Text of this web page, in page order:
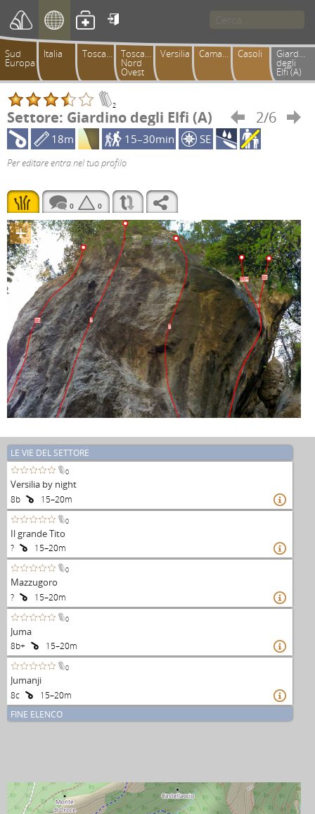

Sud
Europa
Italia Toscana Toscana
Nord
Ovest
Versilia Camaiorese Casoli Giardino
degli
Elfi (A)
2
Settore: Giardino degli Elfi (A)  2/6

18m
15–30min SE
Per editare entra nel tuo profilo
0 0
+
8b ?
?
8b+ 8c
LE VIE DEL SETTORE
0
Versilia by night
8b 15–20m 
0
Il grande Tito
? 15–20m 
0
Mazzugoro
? 15–20m 
0
Juma
8b+ 15–20m 
0
Jumanji
8c 15–20m 
FINE ELENCO